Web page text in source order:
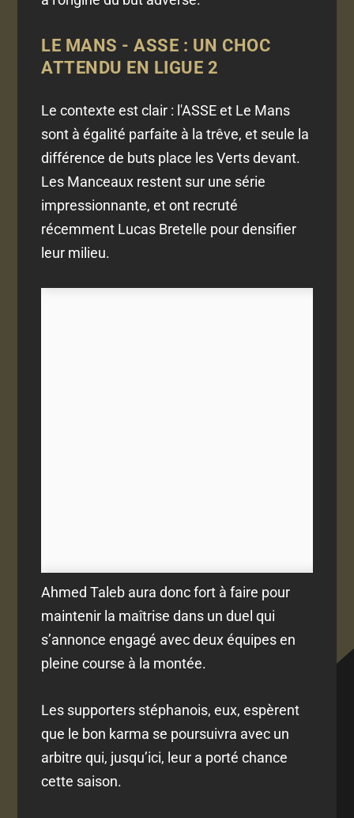
LE MANS - ASSE : UN CHOC
ATTENDU EN LIGUE 2
Le contexte est clair : l'ASSE et Le Mans
sont à égalité parfaite à la trêve, et seule la
différence de buts place les Verts devant.
Les Manceaux restent sur une série
impressionnante, et ont recruté
récemment Lucas Bretelle pour densifier
leur milieu.
Ahmed Taleb aura donc fort à faire pour
maintenir la maîtrise dans un duel qui
s’annonce engagé avec deux équipes en
pleine course à la montée.
Les supporters stéphanois, eux, espèrent
que le bon karma se poursuivra avec un
arbitre qui, jusqu’ici, leur a porté chance
cette saison.